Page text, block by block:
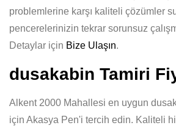
problemlerine karşı kaliteli çözümler
pencerelerinizin tekrar sorunsuz
Detaylar için Bize Ulaşın.
dusakabin Tamiri
Alkent 2000 Mahallesi en uygun
için Akasya Pen'i tercih edin. Kaliteli